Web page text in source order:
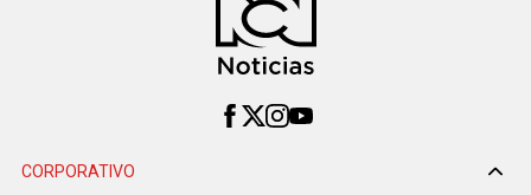
CORPORATIVO